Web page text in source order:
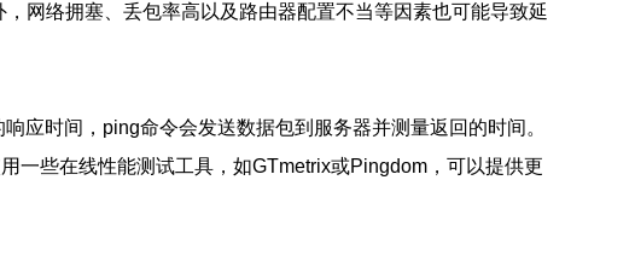
网络拥塞、丢包率高以及路由器配置不当等因素也可能导致延
应时间，ping命令会发送数据包到服务器并测量返回的时间。
一些在线性能测试工具，如GTmetrix或Pingdom，可以提供更